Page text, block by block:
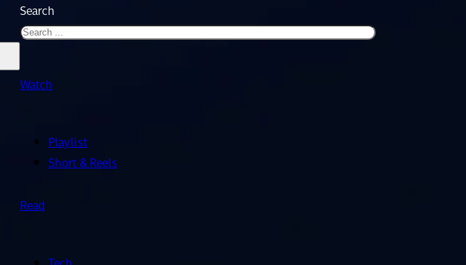
Search
Watch
Playlist
Short & Reels
Read